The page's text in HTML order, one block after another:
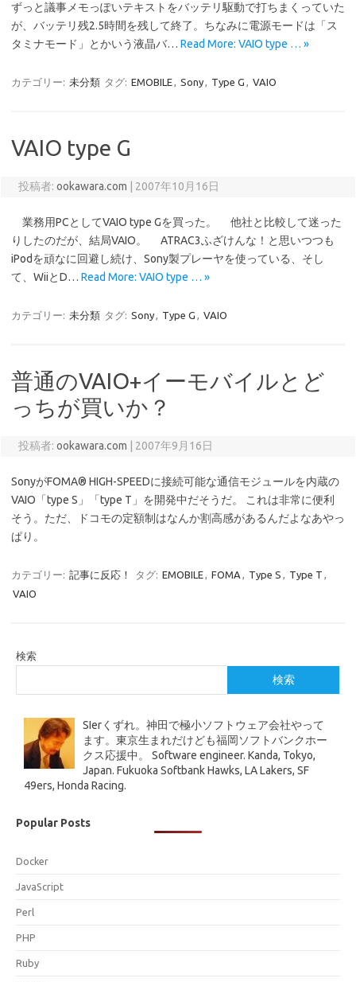
ずっと議事メモっぽいテキストをバッテリ駆動で打ちまくっていた
が、バッテリ残2.5時間を残して終了。ちなみに電源モードは「ス
タミナモード」とかいう液晶バ… Read More: VAIO type … »
カテゴリー: 未分類 タグ: EMOBILE, Sony, Type G , VAIO
VAIO type G
投稿者: ookawara.com 2007年10月16日
業務用PCとしてVAIO type Gを買った。 他社と比較して迷った
りしたのだが、結局VAIO。 ATRAC3ふざけんな！と思いつつも
iPodを頑なに回避し続け、Sony製プレーヤを使っている、そし
て、WiiとD… Read More: VAIO type … »
カテゴリー: 未分類 タグ: Sony, Type G , VAIO
普通のVAIO+イーモバイルとど
っちが買いか？
投稿者: ookawara.com 2007年9月16日
SonyがFOMA® HIGH-SPEEDに接続可能な通信モジュールを内蔵の
VAIO「type S」「type T」を開発中だそうだ。 これは非常に便利
そう。ただ、ドコモの定額制はなんか割高感があるんだよなあやっ
ぱり。
カテゴリー: 記事に反応！ タグ: EMOBILE, FOMA , Type S , Type T ,
VAIO
検索
検索
SIerくずれ。神田で極小ソフトウェア会社やって
ます。東京生まれだけども福岡ソフトバンクホー
クス応援中。 Software engineer. Kanda, Tokyo,
Japan. Fukuoka Softbank Hawks, LA Lakers, SF
49ers, Honda Racing.
Popular Posts
Docker
JavaScript
Perl
PHP
Ruby